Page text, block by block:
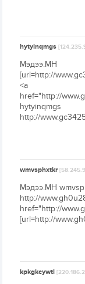
hytyinqmgs
Мэдээ.МН
[url=http://
<a
href="http://
hytyinqmgs
http://
wmvsphxtkr
Мэдээ.МН
http://
href="http://
[url=http://
kpkgkcywtl